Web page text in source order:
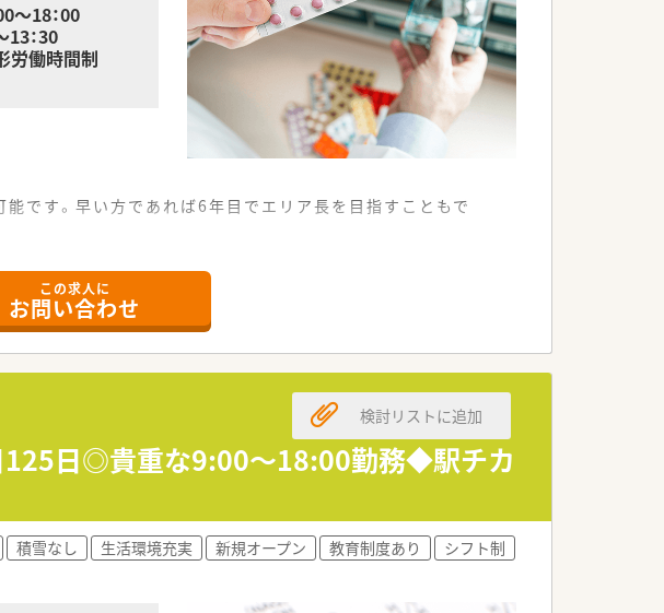
～18：00
：30
労働時間制
です。早い方であれば6年目でエリア長を目指すこともで
中となっております。
アップデートしてまいります。
な服薬指導などをご担当いただきます。
して円滑な薬局運営を行う重要な役割を担います。
患者様の未病や予防といった面からも健康に貢献します。
、半年から1年で薬局長へとスピード出世した方がいま
、仕事と育児を両立させている方が多数おります。
る環境で、高いモチベーションを持って活躍している方が
この求人に
お問い合わせ
125日◎貴重な9:00～18:00勤務◆駅チカ
検討リストに追加
積雪なし 生活環境充実 新規オープン 教育制度あり
シフト制